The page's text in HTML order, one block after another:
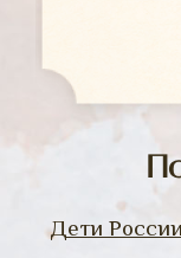
Дети